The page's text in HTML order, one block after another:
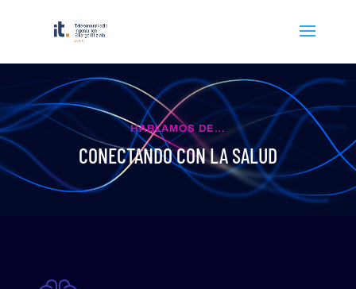
HABLAMOS DE…
CONECTANDO CON LA SALUD